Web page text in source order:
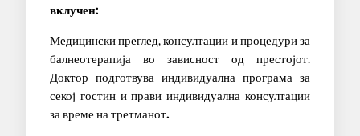
вклучен:
Медицински преглед, консултации и процедури за
балнеотерапија во зависност од престојот.
Доктор подготвува индивидуална програма за
секој гостин и прави индивидуална консултации
за време на третманот.